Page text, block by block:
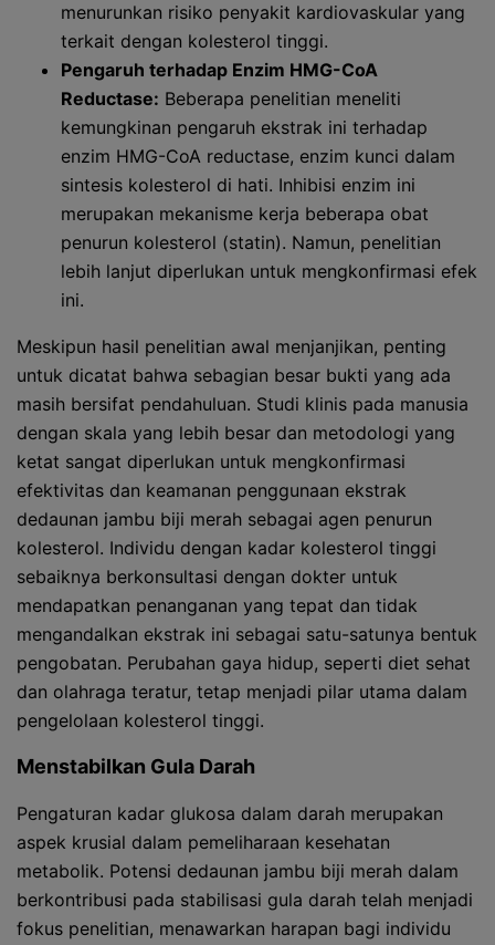
menurunkan risiko penyakit kardiovaskular yang
terkait dengan kolesterol tinggi.
Pengaruh terhadap Enzim HMG-CoA
Reductase: Beberapa penelitian meneliti
kemungkinan pengaruh ekstrak ini terhadap
enzim HMG-CoA reductase, enzim kunci dalam
sintesis kolesterol di hati. Inhibisi enzim ini
merupakan mekanisme kerja beberapa obat
penurun kolesterol (statin). Namun, penelitian
lebih lanjut diperlukan untuk mengkonfirmasi efek
ini.
Meskipun hasil penelitian awal menjanjikan, penting
untuk dicatat bahwa sebagian besar bukti yang ada
masih bersifat pendahuluan. Studi klinis pada manusia
dengan skala yang lebih besar dan metodologi yang
ketat sangat diperlukan untuk mengkonfirmasi
efektivitas dan keamanan penggunaan ekstrak
dedaunan jambu biji merah sebagai agen penurun
kolesterol. Individu dengan kadar kolesterol tinggi
sebaiknya berkonsultasi dengan dokter untuk
mendapatkan penanganan yang tepat dan tidak
mengandalkan ekstrak ini sebagai satu-satunya bentuk
pengobatan. Perubahan gaya hidup, seperti diet sehat
dan olahraga teratur, tetap menjadi pilar utama dalam
pengelolaan kolesterol tinggi.
Menstabilkan Gula Darah
Pengaturan kadar glukosa dalam darah merupakan
aspek krusial dalam pemeliharaan kesehatan
metabolik. Potensi dedaunan jambu biji merah dalam
berkontribusi pada stabilisasi gula darah telah menjadi
fokus penelitian, menawarkan harapan bagi individu